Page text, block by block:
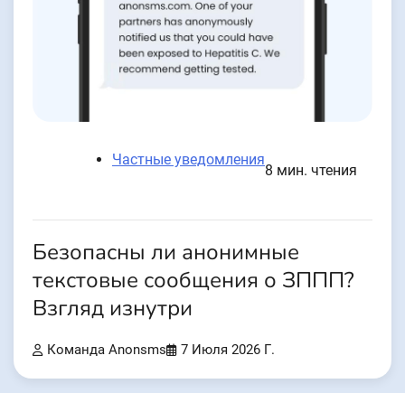
Частные уведомления
8 мин. чтения
Безопасны ли анонимные
текстовые сообщения о ЗППП?
Взгляд изнутри
Команда Anonsms 7 Июля 2026 Г.